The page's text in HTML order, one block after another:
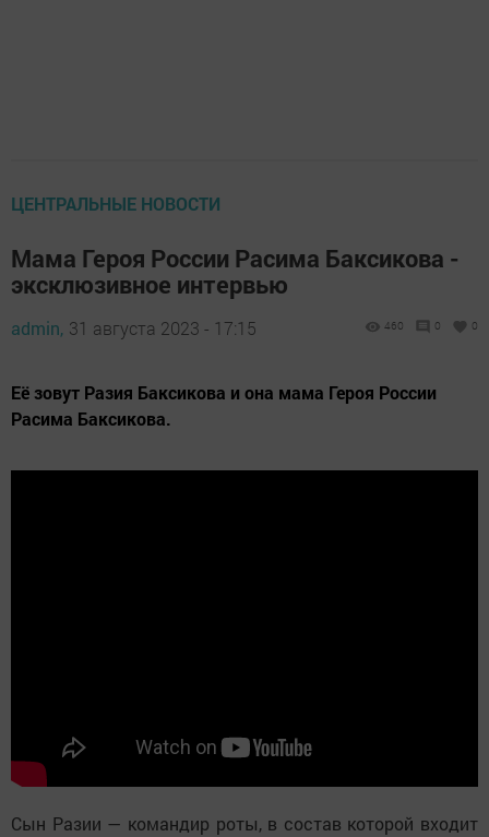
ЦЕНТРАЛЬНЫЕ НОВОСТИ
Мама Героя России Расима Баксикова -
эксклюзивное интервью
admin, 31 августа 2023 - 17:15 460 0 0
Её зовут Разия Баксикова и она мама Героя России
Расима Баксикова.
Сын Разии — командир роты, в состав которой входит